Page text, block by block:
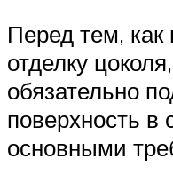
Перед тем, как
отделку
обязательно
поверхность в
основными